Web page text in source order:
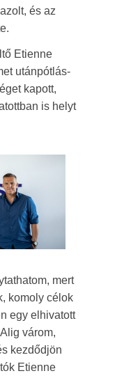
és az
Etienne
utánpótlás-
kapott,
is helyt
mert
komoly célok
egy elhivatott
várom,
kezdődjön
Etienne